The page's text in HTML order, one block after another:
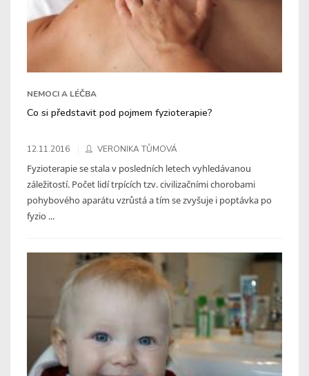
NEMOCI A LÉČBA
Co si představit pod pojmem fyzioterapie?
12.11.2016 VERONIKA TŮMOVÁ
Fyzioterapie se stala v posledních letech vyhledávanou
záležitostí. Počet lidí trpících tzv. civilizačními chorobami
pohybového aparátu vzrůstá a tím se zvyšuje i poptávka po
fyzio ...